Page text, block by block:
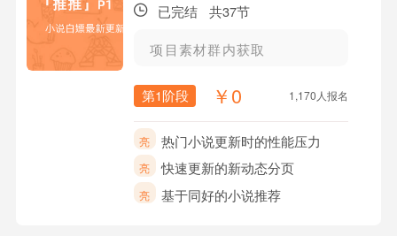
已完结 共37节
项目素材群内获取
第1阶段 ￥0 1,170人报名
亮 热门小说更新时的性能压力
亮 快速更新的新动态分页
亮 基于同好的小说推荐